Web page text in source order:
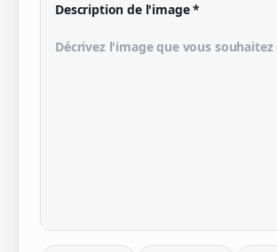
Description de l'image *